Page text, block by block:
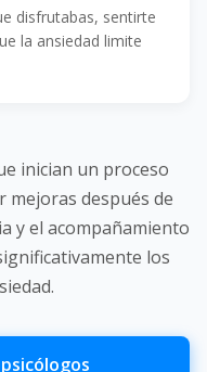
disfrutabas, sentirte
la ansiedad limite
inician un proceso
después de
y el acompañamiento
los